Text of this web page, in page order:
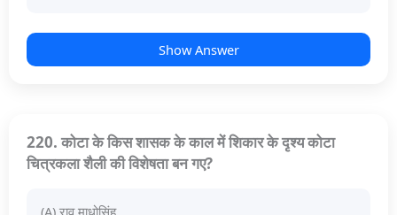
Show Answer
220. कोटा के किस शासक के काल में शिकार के दृश्य कोटा
चित्रकला शैली की विशेषता बन गए?
(A) राव माधोसिंह